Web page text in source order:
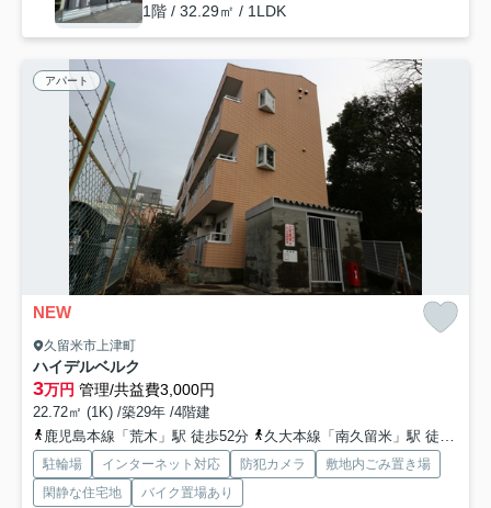
1階 / 32.29㎡ / 1LDK
アパート
NEW
久留米市上津町
ハイデルベルク
3万円 管理/共益費3,000円
22.72㎡ (1K) /築29年 /4階建
鹿児島本線「荒木」駅 徒歩52分
久大本線「南久留米」駅 徒歩58分
駐輪場 インターネット対応 防犯カメラ
敷地内ごみ置き場
閑静な住宅地
バイク置場あり